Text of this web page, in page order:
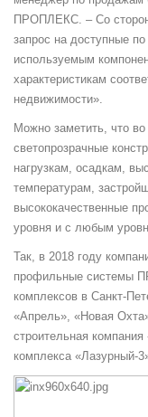
ПРОПЛЕКС. – Со
запрос на доступные
используемым
характеристикам
недвижимости».
Можно заметить, что
светопрозрачные
нагрузкам, осадкам,
температурам,
высококачественные
уровня и с любым
Так, в 2018 году
профильные системы
комплексов в Санкт-
«Апрель», «Новая
строительная
комплекса «Лазурный-